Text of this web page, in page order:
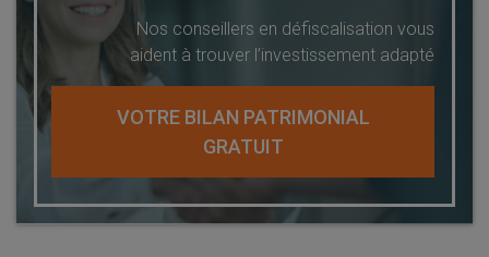
Nos conseillers en défiscalisation vous
aident à trouver l’investissement adapté
VOTRE BILAN PATRIMONIAL
GRATUIT